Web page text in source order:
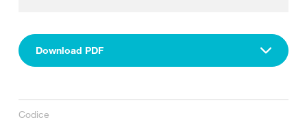
Download PDF
Codice